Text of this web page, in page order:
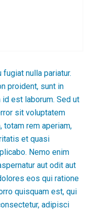
nulla pariatur.
proident, sunt in
est laborum. Sed ut
sit voluptatem
totam rem aperiam,
et quasi
Nemo enim
aut odit aut
eos qui ratione
quisquam est, qui
adipisci